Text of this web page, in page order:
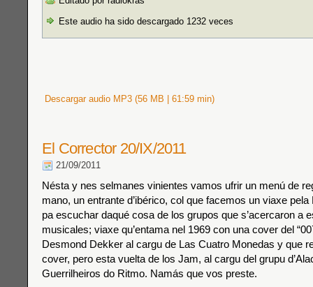
Este audio ha sido descargado 1232 veces
Descargar audio MP3 (56 MB | 61:59 min)
El Corrector 20/IX/2011
21/09/2011
Nésta y nes selmanes vinientes vamos ufrir un menú de
mano, un entrante d’ibérico, col que facemos un viaxe
pa escuchar daqué cosa de los grupos que s’acercaron a
musicales; viaxe qu’entama nel 1969 con una cover del
Desmond Dekker al cargu de Las Cuatro Monedas y que
cover, pero esta vuelta de los Jam, al cargu del grupu
Guerrilheiros do Ritmo. Namás que vos preste.